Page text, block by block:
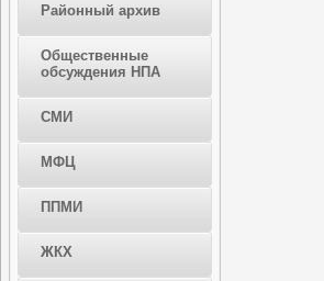
Районный архив
Общественные
обсуждения НПА
СМИ
МФЦ
ППМИ
ЖКХ